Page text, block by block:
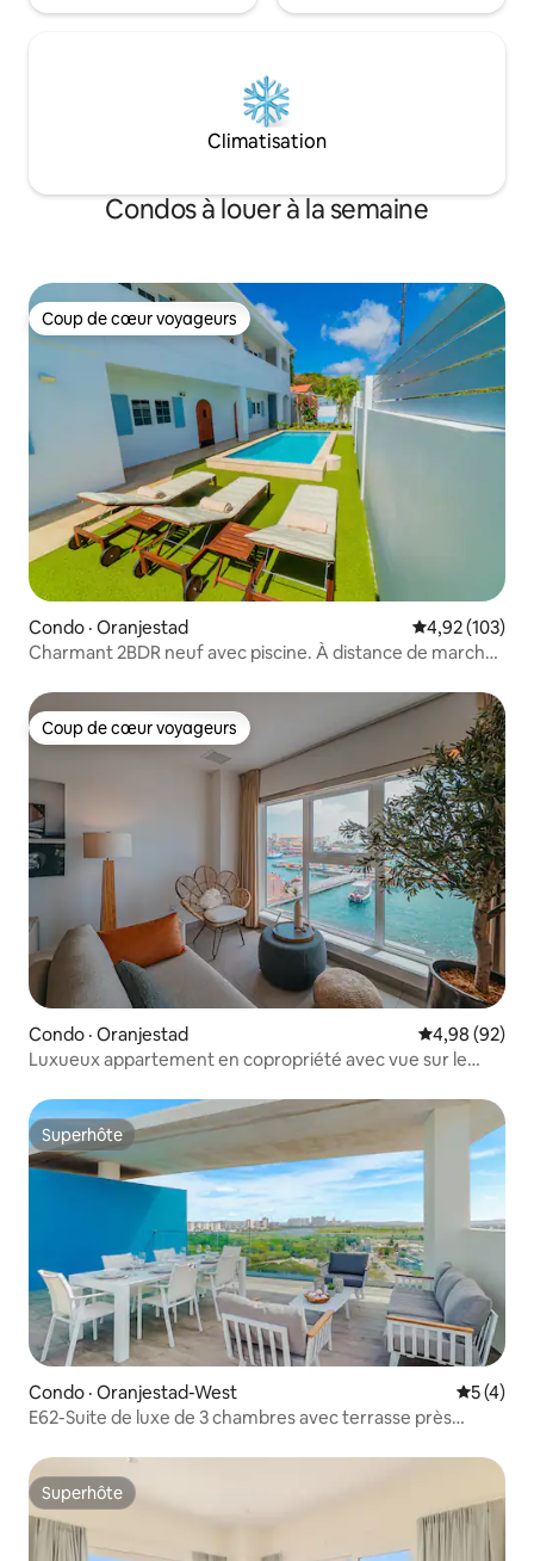
Climatisation
Condos à louer à la semaine
Coup de cœur voyageurs
Coup de cœur voyageurs
Condo · Oranjestad Note
4,92 (103)
Charmant 2BDR neuf avec piscine. À distance de marche
Coup de cœur voyageurs
Coup de cœur voyageurs
Condo · Oranjestad Note
4,98 (92)
Luxueux appartement en copropriété avec vue sur le
Superhôte
Superhôte
Condo · Oranjestad-West Note
5 (4)
E62-Suite de luxe de 3 chambres avec terrasse près
Superhôte
Superhôte